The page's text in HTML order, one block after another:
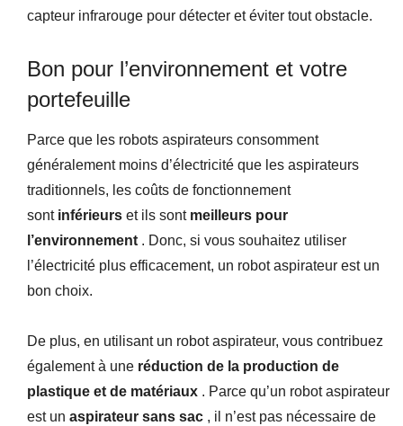
capteur infrarouge pour détecter et éviter tout obstacle.
Bon pour l’environnement et votre
portefeuille
Parce que les robots aspirateurs consomment
généralement moins d’électricité que les aspirateurs
traditionnels, les coûts de fonctionnement
sont inférieurs et ils sont meilleurs pour
l’environnement. Donc, si vous souhaitez utiliser
l’électricité plus efficacement, un robot aspirateur est un
bon choix.
De plus, en utilisant un robot aspirateur, vous contribuez
également à une réduction de la production de
plastique et de matériaux . Parce qu’un robot aspirateur
est un aspirateur sans sac , il n’est pas nécessaire de